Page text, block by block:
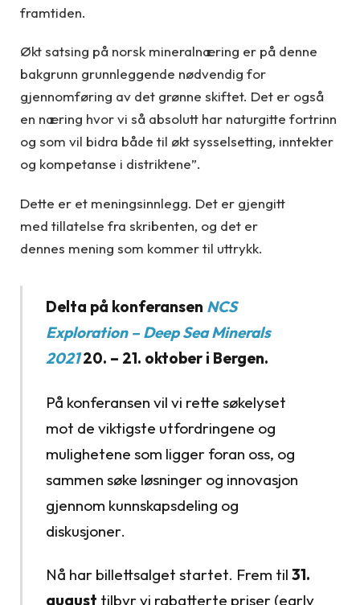
framtiden.
Økt satsing på norsk mineralnæring er på denne
bakgrunn grunnleggende nødvendig for
gjennomføring av det grønne skiftet. Det er også
en næring hvor vi så absolutt har naturgitte fortrinn
og som vil bidra både til økt sysselsetting, inntekter
og kompetanse i distriktene”.
Dette er et meningsinnlegg. Det er gjengitt
med tillatelse fra skribenten, og det er
dennes mening som kommer til uttrykk.
Delta på konferansen NCS
Exploration –Deep Sea Minerals
202120. – 21. oktober i Bergen.
På konferansen vil vi rette søkelyset
mot de viktigste utfordringene og
mulighetene som ligger foran oss, og
sammen søke løsninger og innovasjon
gjennom kunnskapsdeling og
diskusjoner.
Nå har billettsalget startet. Frem til 31.
august tilbyr vi rabatterte priser (early